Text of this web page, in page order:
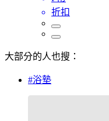
折扣
大部分的人也搜：
#浴墊